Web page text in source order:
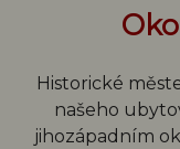
Historické
našeho
jihozápadním